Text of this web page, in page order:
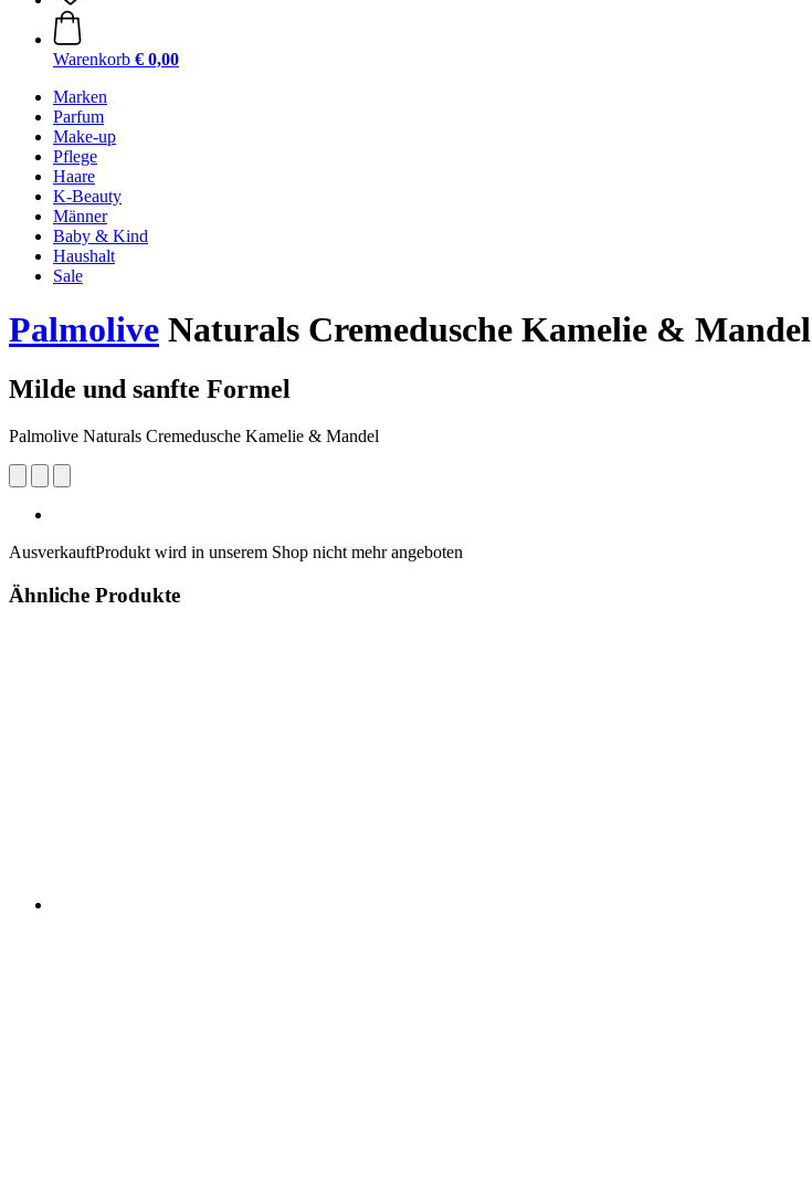
Warenkorb € 0,00
Marken
Parfum
Make-up
Pflege
Haare
K-Beauty
Männer
Baby & Kind
Haushalt
Sale
Palmolive Naturals Cremedusche Kamelie & Mandel
Milde und sanfte Formel
Palmolive Naturals Cremedusche Kamelie & Mandel
AusverkauftProdukt wird in unserem Shop nicht mehr angeboten
Ähnliche Produkte